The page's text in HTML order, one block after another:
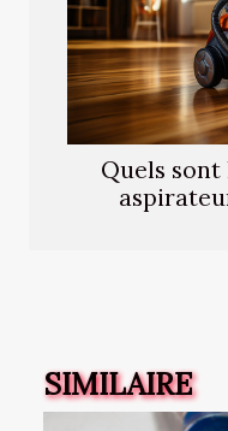
Quels
SIMILAIRE